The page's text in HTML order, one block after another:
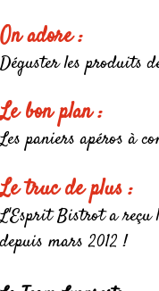
On adore :
Déguster les produits
Le bon plan :
Les paniers apéros à
Le truc de plus :
L'Esprit Bistrot a
depuis mars 2012 !